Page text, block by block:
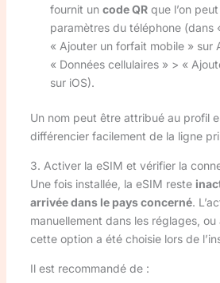
fournit un code QRque l’on
paramètres du téléphone (dans
« Ajouter un forfait mobile » sur
« Données cellulaires » > «
sur iOS).
Un nom peut être attribué au profil
différencier facilement de la ligne
3. Activer la eSIM et vérifier la
Une fois installée, la eSIM reste
arrivée dans le pays concerné.
manuellement dans les réglages,
cette option a été choisie lors de
Il est recommandé de :